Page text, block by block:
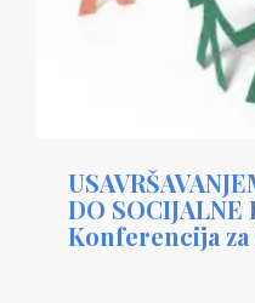
DO SOCIJALNE
Konferencija